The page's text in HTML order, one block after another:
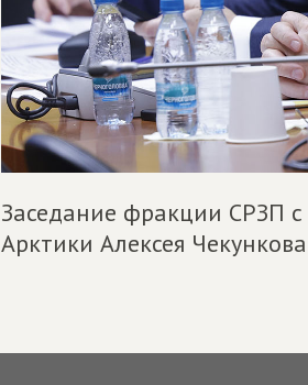
Заседание фракции СРЗП
Арктики Алексея Чекункова